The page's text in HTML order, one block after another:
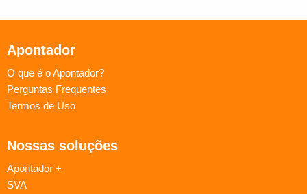
Apontador
O que é o Apontador?
Perguntas Frequentes
Termos de Uso
Nossas soluções
Apontador +
SVA